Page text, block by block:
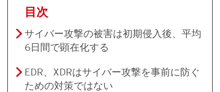
目次
サイバー攻撃の被害は初期侵入後、平均
6日間で顕在化する
EDR、XDRはサイバー攻撃を事前に防ぐ
ための対策ではない